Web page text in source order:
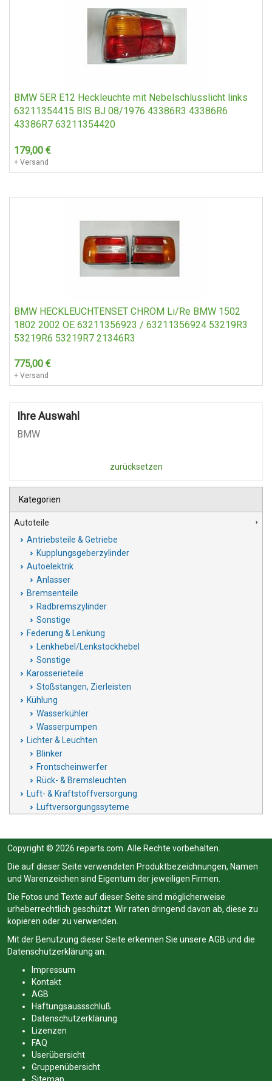
BMW 5ER E12 Heckleuchte mit Nebelschlusslicht links
63211354415 BIS BJ 08/1976 43386R3 43386R6
43386R7 63211354420
179,00 €
+ Versand
BMW HECKLEUCHTENSET CHROM Li/Re BMW 1502
1802 2002 OE 63211356923 / 63211356924 53219R3
53219R6 53219R7 21346R3
775,00 €
+ Versand
Ihre Auswahl
BMW
zurücksetzen
Kategorien
Autoteile
Antriebsteile & Getriebe
Kupplungsgeberzylinder
Autoelektrik
Anlasser
Bremsenteile
Radbremszylinder
Sonstige
Federung & Lenkung
Lenkhebel/Lenkstockhebel
Sonstige
Karosserieteile
Stoßstangen, Zierleisten
Kühlung
Wasserkühler
Wasserpumpen
Lichter & Leuchten
Blinker
Frontscheinwerfer
Rück- & Bremsleuchten
Luft- & Kraftstoffversorgung
Luftversorgungssyteme
Copyright © 2026 reparts.com. Alle Rechte vorbehalten.
Die auf dieser Seite verwendeten Produktbezeichnungen, Namen
und Warenzeichen sind Eigentum der jeweiligen Firmen.
Die Fotos und Texte auf dieser Seite sind möglicherweise
urheberrechtlich geschützt. Wir raten dringend davon ab, diese zu
kopieren oder zu verwenden.
Mit der Benutzung dieser Seite erkennen Sie unsere AGB und die
Datenschutzerklärung an.
Impressum
Kontakt
AGB
Haftungsaussschluß
Datenschutzerklärung
Lizenzen
FAQ
Userübersicht
Gruppenübersicht